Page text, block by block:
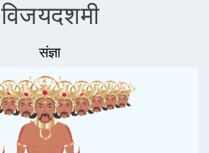
विजयदशमी
संज्ञा